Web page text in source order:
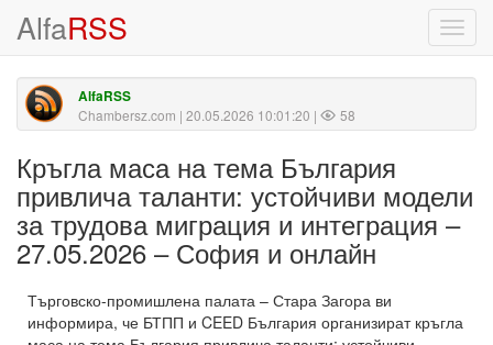
AlfaRSS
AlfaRSS
Chambersz.com | 20.05.2026 10:01:20 | 58
Кръгла маса на тема България
привлича таланти: устойчиви модели
за трудова миграция и интеграция –
27.05.2026 – София и онлайн
Търговско-промишлена палата – Стара Загора ви
информира, че БТПП и CEED България организират кръгла